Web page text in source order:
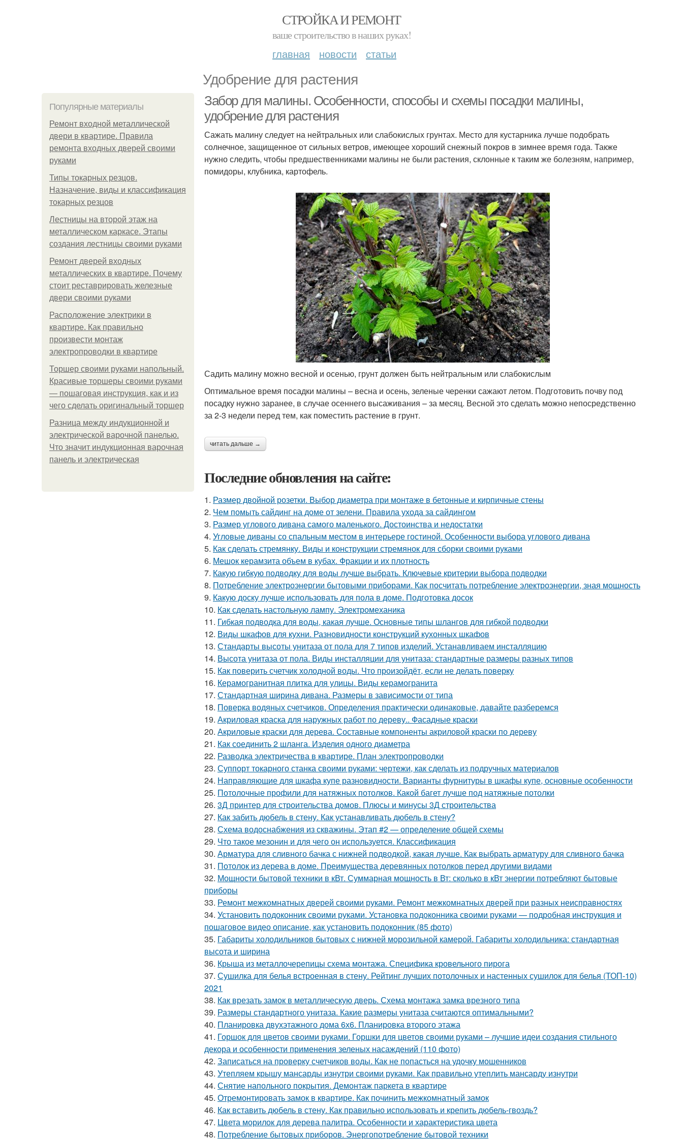
СТРОЙКА И РЕМОНТ
ваше строительство в наших руках!
главная новости статьи
Удобрение для растения
Популярные материалы
Ремонт входной металлической
двери в квартире. Правила
ремонта входных дверей своими
руками
Типы токарных резцов.
Назначение, виды и классификация
токарных резцов
Лестницы на второй этаж на
металлическом каркасе. Этапы
создания лестницы своими руками
Ремонт дверей входных
металлических в квартире. Почему
стоит реставрировать железные
двери своими руками
Расположение электрики в
квартире. Как правильно
произвести монтаж
электропроводки в квартире
Торшер своими руками напольный.
Красивые торшеры своими руками
— пошаговая инструкция, как и из
чего сделать оригинальный торшер
Разница между индукционной и
электрической варочной панелью.
Что значит индукционная варочная
панель и электрическая
Забор для малины. Особенности, способы и схемы посадки малины,
удобрение для растения
Сажать малину следует на нейтральных или слабокислых грунтах. Место для кустарника лучше подобрать
солнечное, защищенное от сильных ветров, имеющее хороший снежный покров в зимнее время года. Также
нужно следить, чтобы предшественниками малины не были растения, склонные к таким же болезням, например,
помидоры, клубника, картофель.
Садить малину можно весной и осенью, грунт должен быть нейтральным или слабокислым
Оптимальное время посадки малины – весна и осень, зеленые черенки сажают летом. Подготовить почву под
посадку нужно заранее, в случае осеннего высаживания – за месяц. Весной это сделать можно непосредственно
за 2-3 недели перед тем, как поместить растение в грунт.
читать дальше →
Последние обновления на сайте:
1. Размер двойной розетки. Выбор диаметра при монтаже в бетонные и кирпичные стены
2. Чем помыть сайдинг на доме от зелени. Правила ухода за сайдингом
3. Размер углового дивана самого маленького. Достоинства и недостатки
4. Угловые диваны со спальным местом в интерьере гостиной. Особенности выбора углового дивана
5. Как сделать стремянку. Виды и конструкции стремянок для сборки своими руками
6. Мешок керамзита объем в кубах. Фракции и их плотность
7. Какую гибкую подводку для воды лучше выбрать. Ключевые критерии выбора подводки
8. Потребление электроэнергии бытовыми приборами. Как посчитать потребление электроэнергии, зная мощность
9. Какую доску лучше использовать для пола в доме. Подготовка досок
10. Как сделать настольную лампу. Электромеханика
11. Гибкая подводка для воды, какая лучше. Основные типы шлангов для гибкой подводки
12. Виды шкафов для кухни. Разновидности конструкций кухонных шкафов
13. Стандарты высоты унитаза от пола для 7 типов изделий. Устанавливаем инсталляцию
14. Высота унитаза от пола. Виды инсталляции для унитаза: стандартные размеры разных типов
15. Как поверить счетчик холодной воды. Что произойдёт, если не делать поверку
16. Керамогранитная плитка для улицы. Виды керамогранита
17. Стандартная ширина дивана. Размеры в зависимости от типа
18. Поверка водяных счетчиков. Определения практически одинаковые, давайте разберемся
19. Акриловая краска для наружных работ по дереву.. Фасадные краски
20. Акриловые краски для дерева. Составные компоненты акриловой краски по дереву
21. Как соединить 2 шланга. Изделия одного диаметра
22. Разводка электричества в квартире. План электропроводки
23. Суппорт токарного станка своими руками: чертежи, как сделать из подручных материалов
24. Направляющие для шкафа купе разновидности. Варианты фурнитуры в шкафы купе, основные особенности
25. Потолочные профили для натяжных потолков. Какой багет лучше под натяжные потолки
26. 3Д принтер для строительства домов. Плюсы и минусы 3Д строительства
27. Как забить дюбель в стену. Как устанавливать дюбель в стену?
28. Схема водоснабжения из скважины. Этап #2 — определение общей схемы
29. Что такое мезонин и для чего он используется. Классификация
30. Арматура для сливного бачка с нижней подводкой, какая лучше. Как выбрать арматуру для сливного бачка
31. Потолок из дерева в доме. Преимущества деревянных потолков перед другими видами
32. Мощности бытовой техники в кВт. Суммарная мощность в Вт: сколько в кВт энергии потребляют бытовые
приборы
33. Ремонт межкомнатных дверей своими руками. Ремонт межкомнатных дверей при разных неисправностях
34. Установить подоконник своими руками. Установка подоконника своими руками — подробная инструкция и
пошаговое видео описание, как установить подоконник (85 фото)
35. Габариты холодильников бытовых с нижней морозильной камерой. Габариты холодильника: стандартная
высота и ширина
36. Крыша из металлочерепицы схема монтажа. Специфика кровельного пирога
37. Сушилка для белья встроенная в стену. Рейтинг лучших потолочных и настенных сушилок для белья (ТОП-10)
2021
38. Как врезать замок в металлическую дверь. Схема монтажа замка врезного типа
39. Размеры стандартного унитаза. Какие размеры унитаза считаются оптимальными?
40. Планировка двухэтажного дома 6х6. Планировка второго этажа
41. Горшок для цветов своими руками. Горшки для цветов своими руками – лучшие идеи создания стильного
декора и особенности применения зеленых насаждений (110 фото)
42. Записаться на проверку счетчиков воды. Как не попасться на удочку мошенников
43. Утепляем крышу мансарды изнутри своими руками. Как правильно утеплить мансарду изнутри
44. Снятие напольного покрытия. Демонтаж паркета в квартире
45. Отремонтировать замок в квартире. Как починить межкомнатный замок
46. Как вставить дюбель в стену. Как правильно использовать и крепить дюбель-гвоздь?
47. Цвета морилок для дерева палитра. Особенности и характеристика цвета
48. Потребление бытовых приборов. Энергопотребление бытовой техники